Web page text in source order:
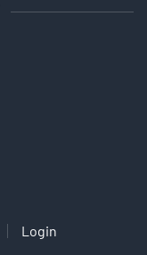
Login